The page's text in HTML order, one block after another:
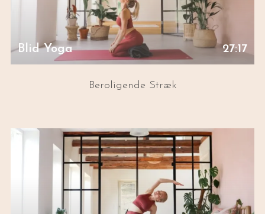
Blid Yoga 27:17
Beroligende Stræk